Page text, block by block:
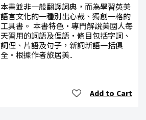
本書並非一般翻譯詞典，而為學習英美
語言文化的一種別出心裁、獨創一格的
工具書。 ​本書特色‧專門解說美國人每
天習用的詞語及俚語‧條目包括字詞、
詞俚、片語及句子，新詞新語一括俱
全‧根據作者旅居美..
Add to Cart